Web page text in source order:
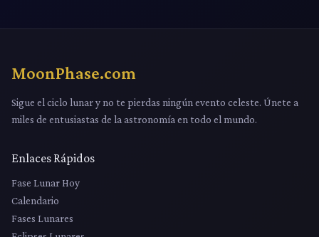
MoonPhase.com
Sigue el ciclo lunar y no te pierdas ningún evento celeste. Únete a
miles de entusiastas de la astronomía en todo el mundo.
Enlaces Rápidos
Fase Lunar Hoy
Calendario
Fases Lunares